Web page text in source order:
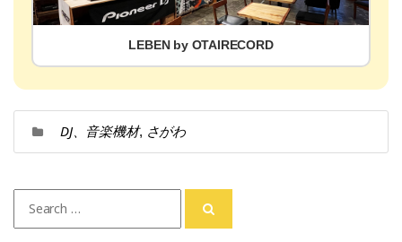
LEBEN by OTAIRECORD
DJ、音楽機材, さがわ
for: